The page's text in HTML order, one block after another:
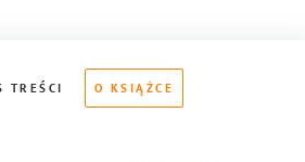
TREŚCI O KSIĄŻCE